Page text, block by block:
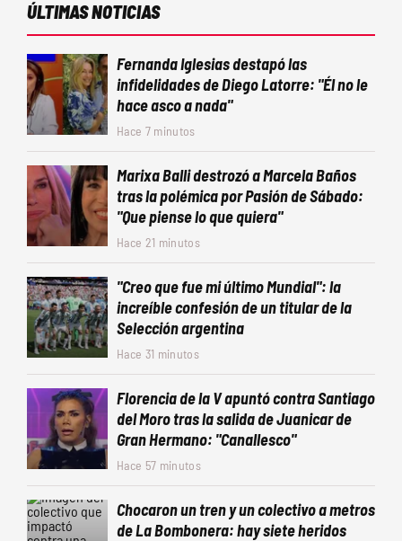
ÚLTIMAS NOTICIAS
Fernanda Iglesias destapó las
infidelidades de Diego Latorre: "Él no le
hace asco a nada"
Hace 7 minutos
Marixa Balli destrozó a Marcela Baños
tras la polémica por Pasión de Sábado:
"Que piense lo que quiera"
Hace 21 minutos
"Creo que fue mi último Mundial": la
increíble confesión de un titular de la
Selección argentina
Hace 31 minutos
Florencia de la V apuntó contra Santiago
del Moro tras la salida de Juanicar de
Gran Hermano: "Canallesco"
Hace 57 minutos
Chocaron un tren y un colectivo a metros
de La Bombonera: hay siete heridos